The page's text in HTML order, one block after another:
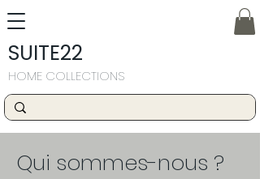
SUITE22
HOME COLLECTIONS
Qui sommes-nous ?